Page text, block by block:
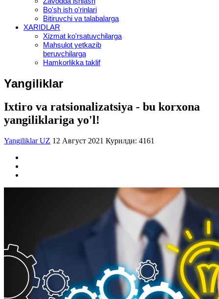
Bo'sh ish o'rinlari
Bitiruvchi va talabalarga
XARIDLAR
Xizmat ko'rsatuvchilarga
Mahsulot yetkazib
beruvchilarga
Hamkorlikka taklif
Yangiliklar
Ixtiro va ratsionalizatsiya - bu korxona
yangiliklariga yo'l!
Yangiliklar UZ 12 Август 2021 Курилди: 4161